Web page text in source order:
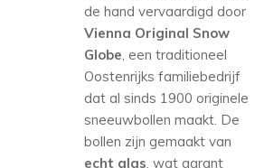
de hand vervaardigd door
Vienna Original Snow
Globe, een traditioneel
Oostenrijks familiebedrijf
dat al sinds 1900 originele
sneeuwbollen maakt. De
bollen zijn gemaakt van
echt glas, wat garant